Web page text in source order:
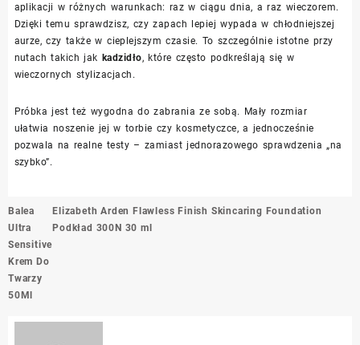
aplikacji w różnych warunkach: raz w ciągu dnia, a raz wieczorem.
Dzięki temu sprawdzisz, czy zapach lepiej wypada w chłodniejszej
aurze, czy także w cieplejszym czasie. To szczególnie istotne przy
nutach takich jak kadzidło, które często podkreślają się w
wieczornych stylizacjach.
Próbka jest też wygodna do zabrania ze sobą. Mały rozmiar
ułatwia noszenie jej w torbie czy kosmetyczce, a jednocześnie
pozwala na realne testy – zamiast jednorazowego sprawdzenia „na
szybko”.
Nawigacja
wpisu
Balea
Ultra
Sensitive
Krem Do
Twarzy
50Ml
Elizabeth Arden Flawless Finish Skincaring Foundation
Podkład 300N 30 ml